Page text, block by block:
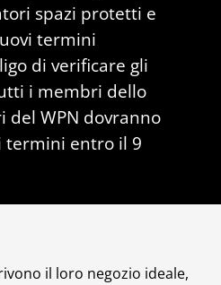
spazi protetti e
termini
di verificare gli
i membri dello
del WPN dovranno
termini entro il 9
il loro negozio ideale,